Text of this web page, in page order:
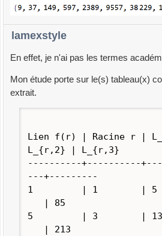
lamexstyle
En effet, je n'ai pas les termes
Mon étude porte sur le(s) tableau(x)
extrait.
Lien f(r) | Racine r |
L_{r,2} | L_{r,3}
----------+----------
---+---------
1 | 1 | 5
| 85
5 | 3 | 13
| 213